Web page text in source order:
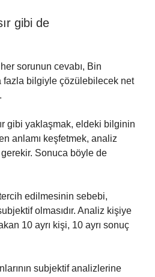
gibi de
sorunun cevabı, Bin
fazla bilgiyle çözülebilecek net
gibi yaklaşmak, eldeki bilginin
anlamı keşfetmek, analiz
gerekir. Sonuca böyle de
edilmesinin sebebi,
olmasıdır. Analiz kişiye
10 ayrı kişi, 10 ayrı sonuç
subjektif analizlerine